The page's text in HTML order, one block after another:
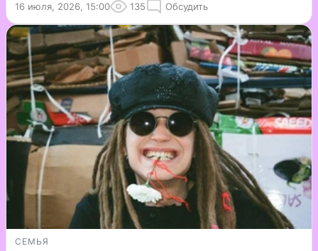
16 июля, 2026, 15:00 135 Обсудить
СЕМЬЯ